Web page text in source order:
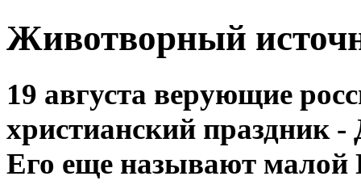
Животворный
19 августа верующие
христианский праздник
Его еще называют малой